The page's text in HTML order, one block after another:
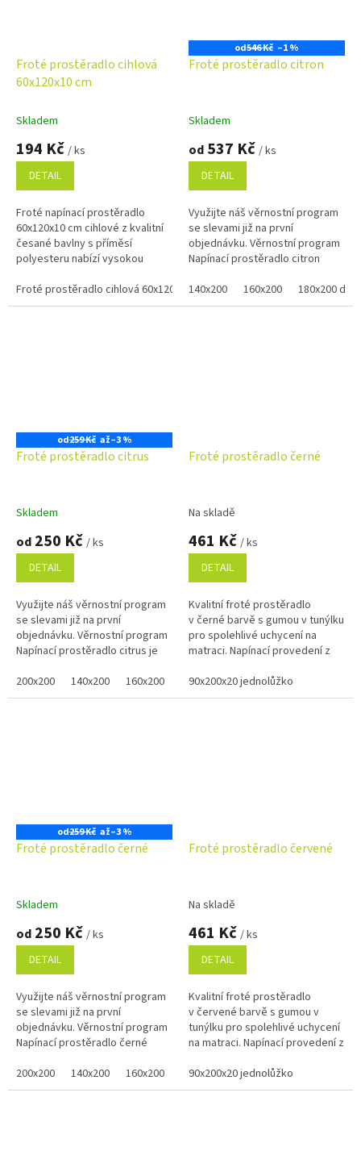
Froté prostěradlo cihlová
60x120x10 cm
Skladem
194 Kč / ks
DETAIL
Froté napínací prostěradlo
60x120x10 cm cihlové z kvalitní
česané bavlny s příměsí
polyesteru nabízí vysokou
barevnou stálost. Nežehlivý...
Froté prostěradlo cihlová 60x120x10 cm
od546 Kč –1 %
Froté prostěradlo citron
Skladem
od 537 Kč / ks
DETAIL
Využijte náš věrnostní program
se slevami již na první
objednávku. Věrnostní program
Napínací prostěradlo citron
jemné froté pleteniny a...
140x200 160x200 180x200
od259 Kč až–3 %
Froté prostěradlo citrus
Skladem
od 250 Kč / ks
DETAIL
Využijte náš věrnostní program
se slevami již na první
objednávku. Věrnostní program
Napínací prostěradlo citrus je
Prostěradlo je vyrobeno z...
200x200 140x200 160x200 80x200 100x200 120x200
Froté prostěradlo černé
Na skladě
461 Kč / ks
DETAIL
Kvalitní froté prostěradlo
v černé barvě s gumou v tunýlku
pro spolehlivé uchycení na
matraci. Napínací provedení z
vysokou gramáží 220...
90x200x20 jednolůžko
od259 Kč až–3 %
Froté prostěradlo černé
Skladem
od 250 Kč / ks
DETAIL
Využijte náš věrnostní program
se slevami již na první
objednávku. Věrnostní program
Napínací prostěradlo černé
pleteniny a nabízíme ho v...
200x200 140x200 160x200 80x200 100x200 120x200
Froté prostěradlo červené
Na skladě
461 Kč / ks
DETAIL
Kvalitní froté prostěradlo
v červené barvě s gumou v
tunýlku pro spolehlivé uchycení
na matraci. Napínací provedení z
vysokou gramáží 220...
90x200x20 jednolůžko